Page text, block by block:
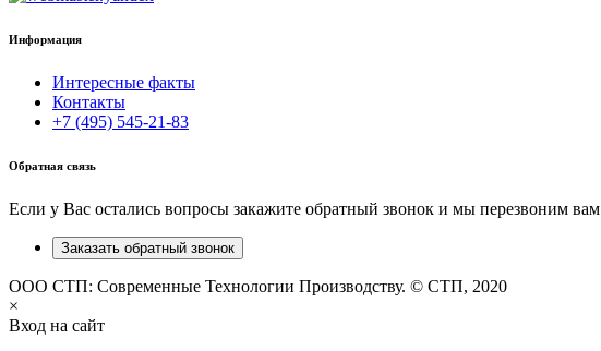
Информация
Интересные факты
Контакты
+7 (495) 545-21-83
Обратная связь
Если у Вас остались вопросы закажите обратный звонок и мы перезвоним вам
Заказать обратный звонок
ООО СТП: Современные Технологии Производству. © СТП, 2020
×
Вход на сайт